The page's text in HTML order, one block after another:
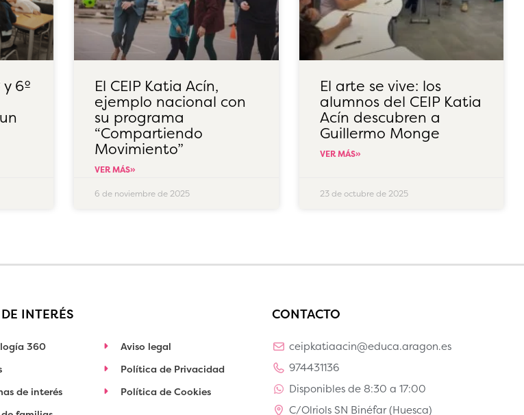
6º El CEIP Katia Acín,
ejemplo nacional con
su programa
“Compartiendo
Movimiento”
VER MÁS»
6 de noviembre de 2025
El arte se vive: los
alumnos del CEIP Katia
Acín descubren a
Guillermo Monge
VER MÁS»
23 de octubre de 2025
INTERÉS
360
de interés
Aviso legal
Política de Privacidad
Política de Cookies
CONTACTO
ceipkatiaacin@educa.aragon.es
974431136
Disponibles de 8:30 a 17:00
C/Olriols SN Binéfar (Huesca)